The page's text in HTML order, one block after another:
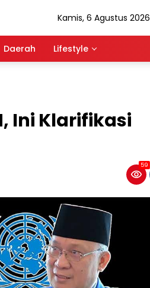
Kamis, 6 Agustus 2026
Daerah Lifestyle
Ini Klarifikasi
59